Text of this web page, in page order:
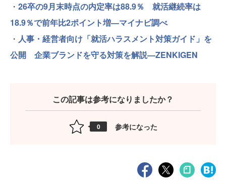
・ 26卒の9月末時点の内定率は88.9％ 就活継続率は
18.9％で前年比2ポイント増—マイナビ調べ
・ 人事・経営者向け「就活ハラスメント対策ガイド」を
公開 企業ブランドを守る対策を解説—ZENKIGEN
この記事は参考になりましたか？
0 参考になった